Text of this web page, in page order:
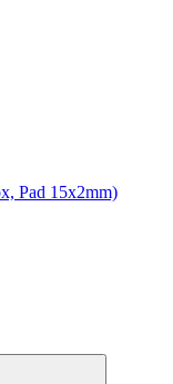
Pad 15x2mm)